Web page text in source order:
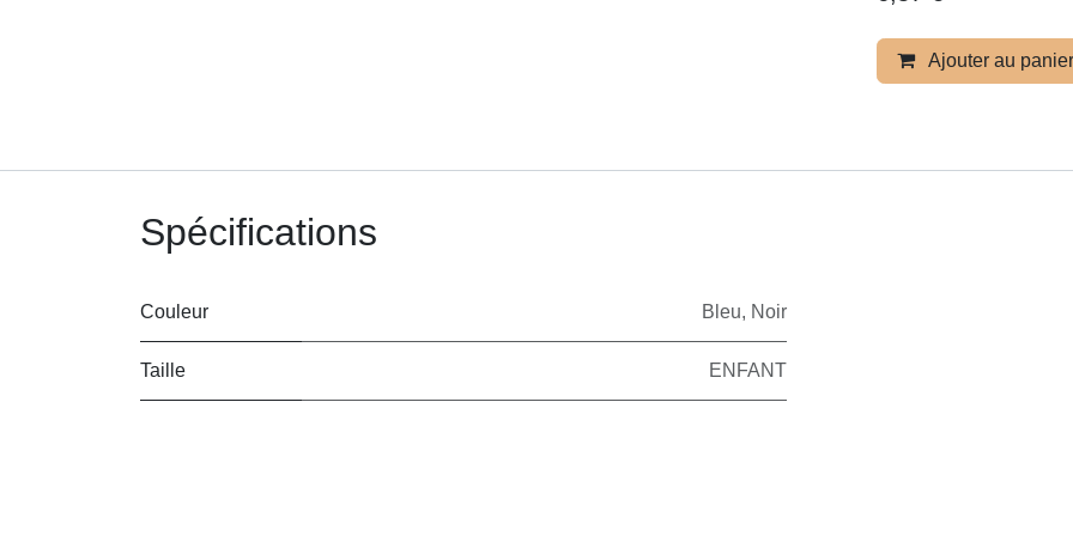
Ajouter au
Spécifications
Couleur Bleu, Noir
Taille ENFANT